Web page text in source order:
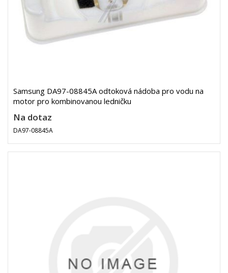
Samsung DA97-08845A odtoková nádoba pro vodu na
motor pro kombinovanou ledničku
Na dotaz
DA97-08845A